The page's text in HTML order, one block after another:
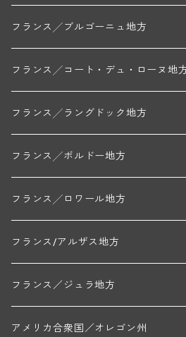
モンターニュ・ド・ランス
トリシェ・ディディエ
コート・デ・ブラン
ミッシェル・ジュネ
フランス╱ブルゴーニュ地方
シャブリ地区
プティ・ポンティニィ(シャブリ)
アラン・マティアス(トネロワ)
コート・ド・ニュイ地区
クロード・デュガ(ジュヴレ・シャンベルタ
セラファン・ペール・エ・フィス(ジュヴ
コート・ド・ボーヌ地区
フランソワーズ・ジャニアール(ペルナン・
マルキ・ダンジェルヴィル(ヴォルネー)
コート・シャロネーズ地区
ロワイエ(コート・デュ・クーショワ)
A&Pド・ヴィレーヌ(ブーズロン)
マコネ地区
マンシア・ポンセ(シャントレ)
ボージョレ地区
フランク・ジュイヤール(ジュリエナ)
フランス╱コート・デュ・ローヌ地
北部地区
ジャン・ルイ・シャーヴ(エルミタージュ)
ジャン・ルイ・シャーヴ・セレクション(
南部地区
ル・ヴュー・ドンジョン(シャトーヌフ・デ
シャトー・ライヤ(シャトーヌフ・デュ・パ
フランス╱ラングドック地方
コトー・デュ・ラングドック地区
ド・ロルチュ(ヴァルフローネ)
ヴァン・ド・ペイ・ド・レロー
ムーラン・ド・ガサック
フランス╱ボルドー地方
アントル・ドゥー・メール地区
シャトー・レストリーユ
メドック地区
シャトー・ル・タンプル
フランス╱ロワール地方
ペイ・ナンテ地区
デ・オー・ペミオン(ムスカデ)
サントル・ニヴェルネ地区
ディディエ・ダグノー(プイィ・フュメ)
トゥーレーヌ地区
フランス/アルザス地方
ロリー・ガスマン
フランス／ジュラ地方
アルボワ
アメリカ合衆国／オレゴン州